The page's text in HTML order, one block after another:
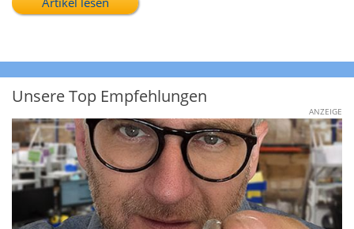
Unsere Top Empfehlungen
ANZEIGE